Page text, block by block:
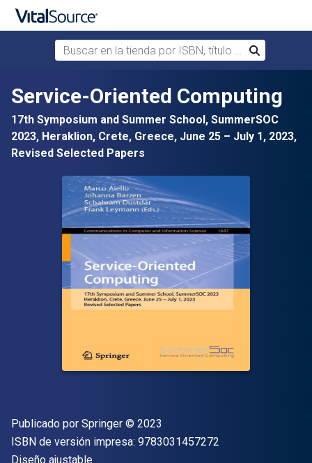
Saltar al contenido principal
Buscar en la tienda por ISBN, título o autor
Buscar
Service-Oriented Computing
17th Symposium and Summer School, SummerSOC
2023, Heraklion, Crete, Greece, June 25 – July 1, 2023,
Revised Selected Papers
Editor
Publicado por Springer Copyright
© 2023
ISBN de versión impresa: 9783031457272
Formato
Diseño ajustable